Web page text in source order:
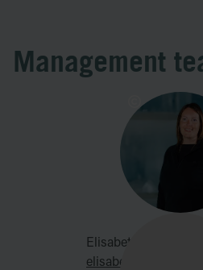
Management
Elisabeth Nilsson,